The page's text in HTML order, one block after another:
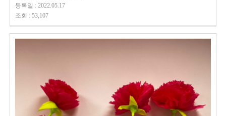
등록일 : 2022.05.17
조회 : 53,107